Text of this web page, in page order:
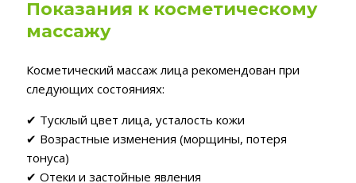
Показания к косметическому
массажу
Косметический массаж лица рекомендован при
следующих состояниях:
✔ Тусклый цвет лица, усталость кожи
✔ Возрастные изменения (морщины, потеря
тонуса)
✔ Отеки и застойные явления